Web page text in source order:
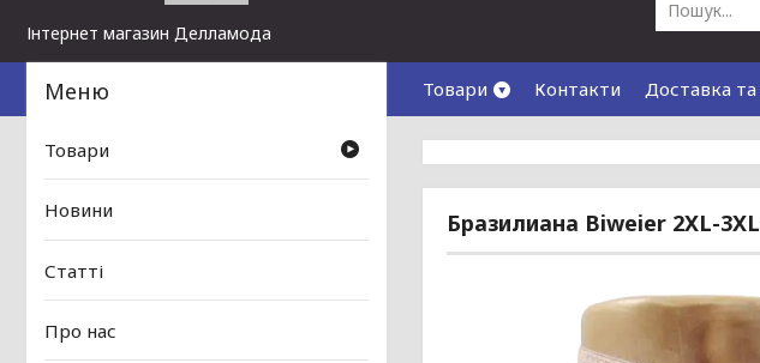
Інтернет магазин Делламода
Товари Контакти Доставка та
Бразилиана Biweier 2XL-
Товари
Новини
Статті
Про нас